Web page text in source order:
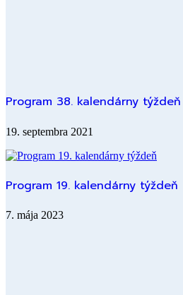
Program 38. kalendárny týždeň
19. septembra 2021
Program 19. kalendárny týždeň
7. mája 2023